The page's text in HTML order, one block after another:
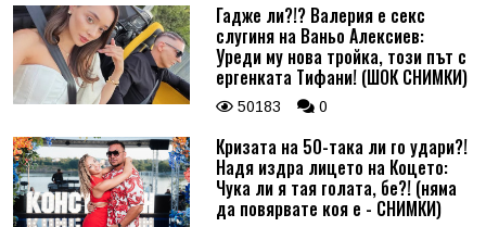
Гадже ли?!? Валерия е секс
слугиня на Ваньо Алексиев:
Уреди му нова тройка, този път с
ергенката Тифани! (ШОК СНИМКИ)
50183 0
Кризата на 50-така ли го удари?!
Надя издра лицето на Коцето:
Чука ли я тая голата, бе?! (няма
да повярвате коя е - СНИМКИ)